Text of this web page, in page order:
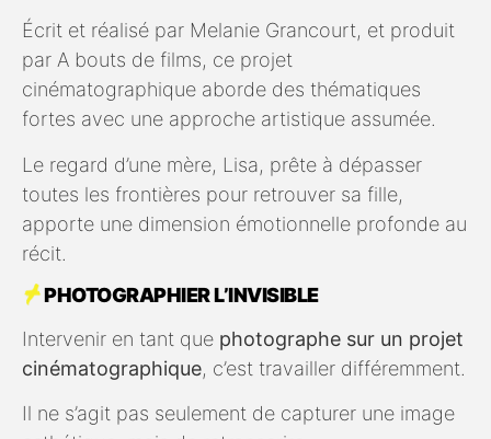
Écrit et réalisé par Melanie Grancourt, et produit
par A bouts de films, ce projet
cinématographique aborde des thématiques
fortes avec une approche artistique assumée.
Le regard d’une mère, Lisa, prête à dépasser
toutes les frontières pour retrouver sa fille,
apporte une dimension émotionnelle profonde au
récit.
PHOTOGRAPHIER L’INVISIBLE
Intervenir en tant que photographe sur un projet
cinématographique, c’est travailler différemment.
Il ne s’agit pas seulement de capturer une image